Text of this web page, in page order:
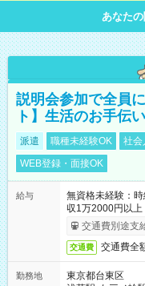
あなた
説明会参加で全員
ト】生活のお手伝い
派遣 職種未経験OK 社会
WEB登録・面接OK
給与
無資格未経験：
収1万2000円以上
交通費別途支
交通費 交通費全
勤務地
東京都台東区